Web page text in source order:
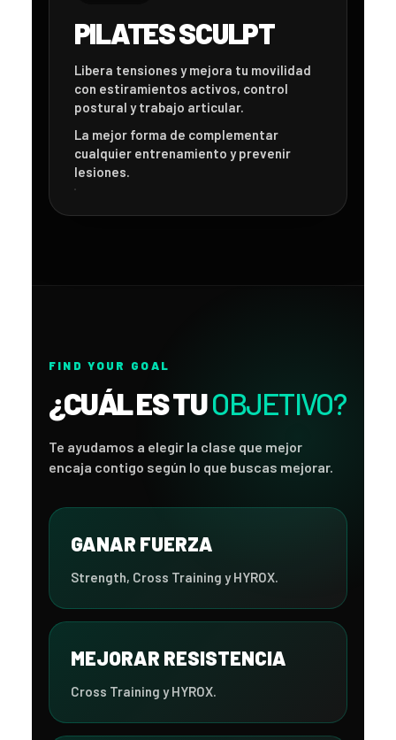
PILATES SCULPT
Libera tensiones y mejora tu movilidad
con estiramientos activos, control
postural y trabajo articular.
La mejor forma de complementar
cualquier entrenamiento y prevenir
lesiones.
FIND YOUR GOAL
¿CUÁL ES TUOBJETIVO?
Te ayudamos a elegir la clase que mejor
encaja contigo según lo que buscas mejorar.
GANAR FUERZA
Strength, Cross Training y HYROX.
MEJORAR RESISTENCIA
Cross Training y HYROX.